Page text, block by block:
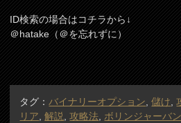
ID検索の場合はコチラから↓
＠hatake（＠を忘れずに）
タグ：バイナリーオプション,儲け,
リア,解説,攻略法,ボリンジャーバ